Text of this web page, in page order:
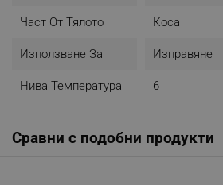
Част От Тялото Коса
Използване За Изправяне
Нива Температура 6
Сравни с подобни продукти